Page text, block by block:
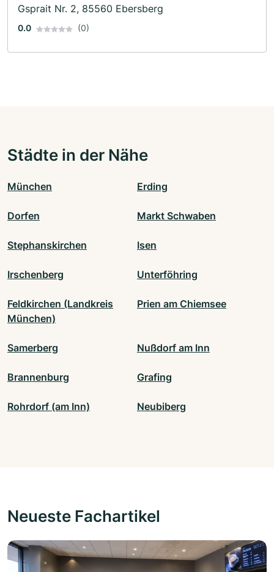
Gsprait Nr. 2, 85560 Ebersberg
0.0 (0)
Städte in der Nähe
München Erding
Dorfen Markt Schwaben
Stephanskirchen Isen
Irschenberg Unterföhring
Feldkirchen (Landkreis
München)
Prien am Chiemsee
Samerberg Nußdorf am Inn
Brannenburg Grafing
Rohrdorf (am Inn) Neubiberg
Neueste Fachartikel